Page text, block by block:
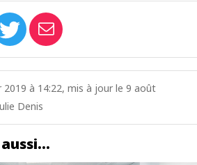
2019 à 14:22, mis à jour le 9 août
Denis